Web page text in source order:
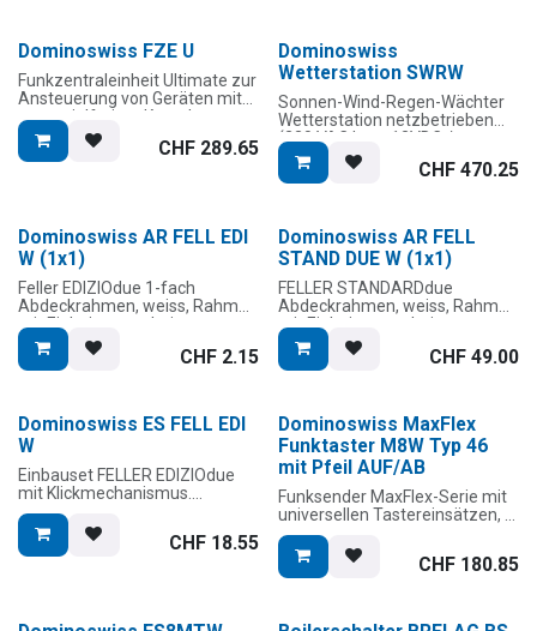
1x Minihalter
1x Set Schrauben und Dübel
und 2 Klebestreifen
5 Jahre Garantie |
Zolltarifnummer: 8526.9200
LCD
1x Master Gateway TWO
2 Jahre Garantie |
Zolltarifnummer: 8526.9200 |
GTIN: 4255633300485
Dominoswiss FZE U
Funkzentraleinheit Ultimate zur
Ansteuerung von Geräten mit
potenzialfreiem Kontakt
Zolltarifnummer: 8526.9200
CHF 289.65
Dominoswiss
Wetterstation SWRW
Sonnen-Wind-Regen-Wächter
Wetterstation netzbetrieben
(230 VAC bzw. 12VDC /
150mA)
und Sturm
2. Regenfunktion gilt nur für
Regen
3. Für Schnee- und Hagelschutz
müssen andere Produkte
gewählt werden
4. Weitere Sperrfunktionen auf
Wunsch möglich
(Rafflamellenstoren)
Wind = 30 km/h (Markisen)
Bitte teilen Sie uns
Abweichungen schriftlich mit.
5 Jahre Garantie |
Zolltarifnummer: 9015.8020
CHF 470.25
Dominoswiss AR FELL EDI
W (1x1)
Feller EDIZIOdue 1-fach
Abdeckrahmen, weiss, Rahmen
mit Einheitsausschnitt
Aussenrahmen zu Aufbauset
ebener Oberfläche. Farbe:
Weiss
Passend zu allen Dominoswiss
& KnockautX Funksender-
Einbausets.
Zolltarifnummer: 8538.9040
CHF 2.15
Dominoswiss AR FELL
STAND DUE W (1x1)
FELLER STANDARDdue
Abdeckrahmen, weiss, Rahmen
mit Einheitsausschnitt
Aussenrahmen zu Aufbauset
AP auf ebener Oberfläche.
Farbe: Weiss
Passend zu allen Dominoswiss
& KnockautX Funksender-
Einbausets.
Zolltarifnummer: 8538.9040
CHF 49.00
Dominoswiss ES FELL EDI
W
Einbauset FELLER EDIZIOdue
mit Klickmechanismus.
Universeller Einsatz für AP und
UP möglich. Farbe: Weiss
CHF 18.55
Dominoswiss MaxFlex
Funktaster M8W Typ 46
mit Pfeil AUF/AB
Funksender MaxFlex-Serie mit
universellen Tastereinsätzen, 1
bis 8 Kanäle verwendbar.
Stromversorgung:
Batteriebetrieb (Knopfzelle
(9 bis 24 VDC). Keine
CHF 180.85